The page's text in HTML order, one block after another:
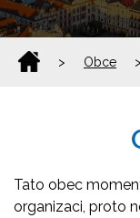
> Obce >
Tato obec
organizaci, proto